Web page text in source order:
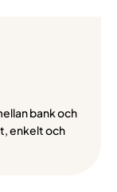
bank och
enkelt och